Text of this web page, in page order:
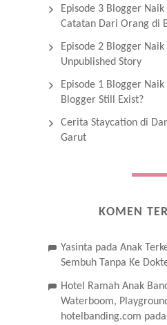
Episode 3 Blogger Naik
Catatan Dari Orang di
Episode 2 Blogger Naik
Unpublished Story
Episode 1 Blogger Naik
Blogger Still Exist?
Cerita Staycation di
Garut
KOMEN
Yasinta pada Anak
Sembuh Tanpa Ke
Hotel Ramah Anak
Waterboom,
hotelbanding.com pada